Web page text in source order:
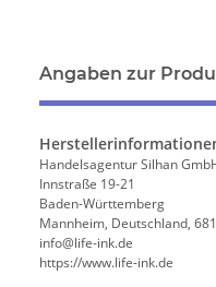
Angaben zur
Handelsagentur Silhan
Innstraße 19-21
Baden-Württemberg
Mannheim, Deutschland,
info@life-ink.de
https://www.life-ink.de